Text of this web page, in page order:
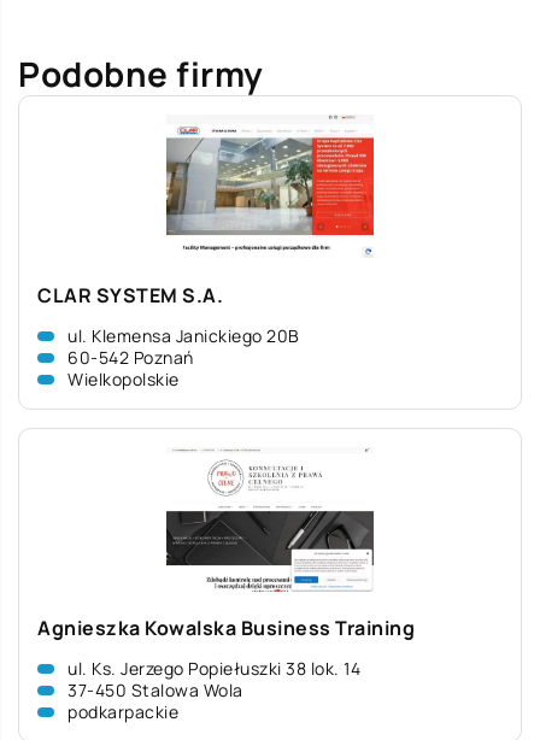
Podobne firmy
CLAR SYSTEM S.A.
ul. Klemensa Janickiego 20B
60-542 Poznań
Wielkopolskie
Agnieszka Kowalska Business Training
ul. Ks. Jerzego Popiełuszki 38 lok. 14
37-450 Stalowa Wola
podkarpackie